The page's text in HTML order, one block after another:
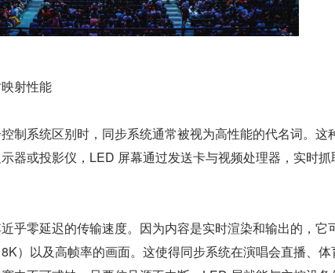
射性能
制系统区别时，同步系统通常被视为高性能的代名词。这
器或投影仪，LED 屏幕通过发送卡与视频处理器，实时抓
乎零延迟的传输速度。因为内容是实时渲染和输出的，它
）以及高帧率的画面。这使得同步系统在演唱会直播、体